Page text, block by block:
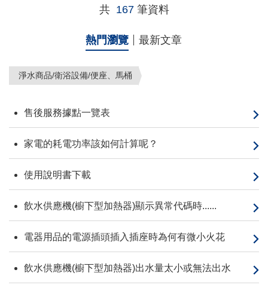
共 167 筆資料
熱門瀏覽 最新文章
淨水商品/衛浴設備/便座、馬桶
售後服務據點一覽表
家電的耗電功率該如何計算呢？
使用說明書下載
飲水供應機(櫥下型加熱器)顯示異常代碼時......
電器用品的電源插頭插入插座時為何有微小火花
飲水供應機(櫥下型加熱器)出水量太小或無法出水